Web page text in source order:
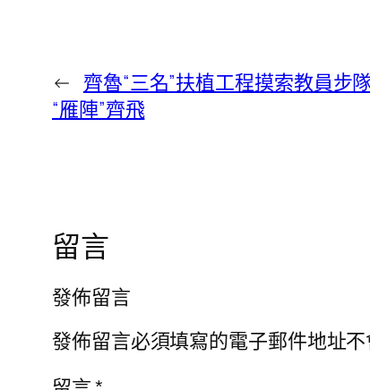
← 齊魯“三名”扶植工程摸索教員步
“雁陣”齊飛
留言
發佈留言
發佈留言必須填寫的電子郵件地址不